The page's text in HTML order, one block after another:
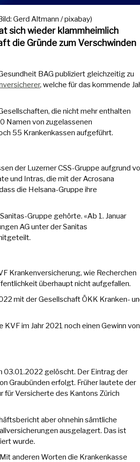
Gerd Altmann / pixabay)
sich wieder klammheimlich
die Gründe zum Verschwinden
BAG publiziert gleichzeitig zu
, welche für das kommende
die nicht mehr enthalten
Namen von zugelassenen
55 Krankenkassen aufgeführt.
der Luzerner CSS-Gruppe aufgrund
und Intras, die mit der Acrosana
die Helsana-Gruppe ihre
Gruppe gehörte. «Ab 1. Januar
AG unter der Sanitas
Krankenversicherung, wie Recherchen
überhaupt nicht aufgefallen.
mit der Gesellschaft ÖKK Kranken-
im Jahr 2021 noch einen Gewinn von
03.01.2022 gelöscht. Der Eintrag der
Graubünden erfolgt. Früher lautete der
für Versicherte des Kantons Zürich
aber ohnehin sämtliche
ausgelagert. Das ist
wurde.
anderen Worten die Krankenkasse